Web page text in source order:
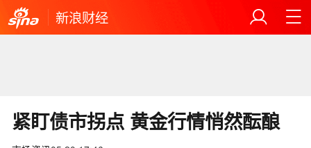
新浪财经
紧盯债市拐点 黄金行情悄然酝酿